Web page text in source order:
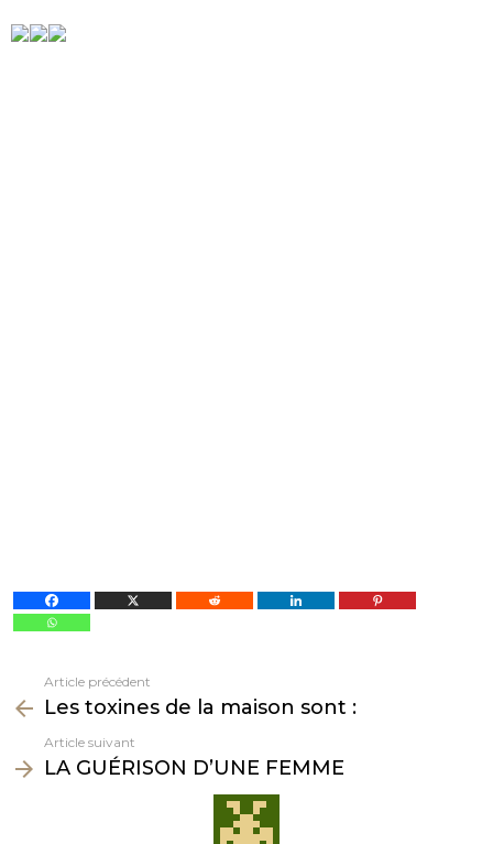
plus
Article précédent
Les toxines de la maison sont :
Article suivant
LA GUÉRISON D’UNE FEMME